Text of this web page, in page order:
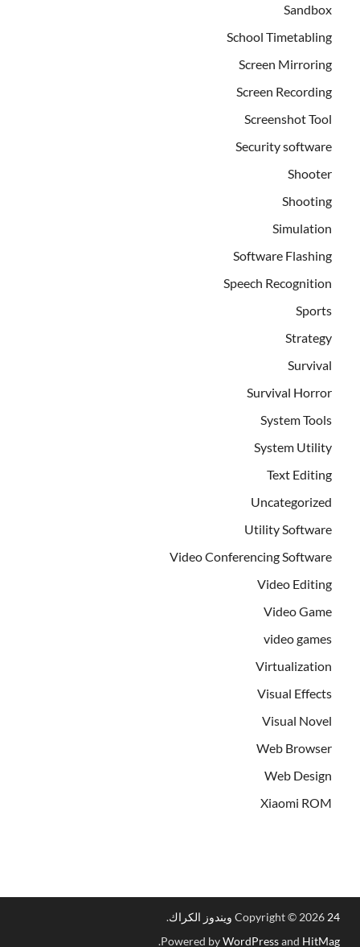
Sandbox
School Timetabling
Screen Mirroring
Screen Recording
Screenshot Tool
Security software
Shooter
Shooting
Simulation
Software Flashing
Speech Recognition
Sports
Strategy
Survival
Survival Horror
System Tools
System Utility
Text Editing
Uncategorized
Utility Software
Video Conferencing Software
Video Editing
Video Game
video games
Virtualization
Visual Effects
Visual Novel
Web Browser
Web Design
Xiaomi ROM
Copyright © 2026 24 ويندوز الكراك
.
Powered byWordPressand HitMag
.